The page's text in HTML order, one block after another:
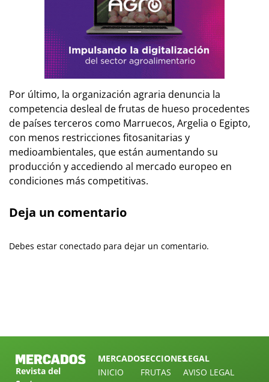
Por último, la organización agraria denuncia la
competencia desleal de frutas de hueso procedentes
de países terceros como Marruecos, Argelia o Egipto,
con menos restricciones fitosanitarias y
medioambientales, que están aumentando su
producción y accediendo al mercado europeo en
condiciones más competitivas.
Deja un comentario
Debes estar conectado para dejar un comentario.
Revista del
MERCADOS
INICIO
SECCIONES
FRUTAS
LEGAL
AVISO LEGAL